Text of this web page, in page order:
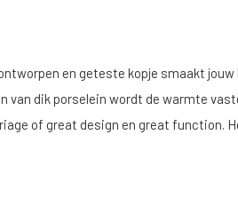
en geteste kopje smaakt jouw
van dik porselein wordt de warmte
of great design en great function.